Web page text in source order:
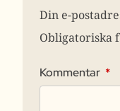
Din e-
Obligatoriska
Kommentar *